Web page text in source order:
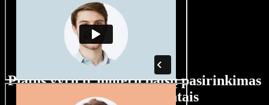
Platus vyrų ir moterų balsų pasirinkimas
su įvairiais akcentais